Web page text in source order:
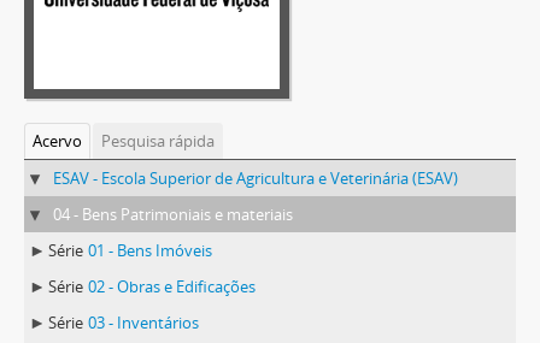
Acervo
Pesquisa rápida
ESAV - Escola Superior de Agricultura e Veterinária (ESAV)
04 - Bens Patrimoniais e materiais
Série 01 - Bens Imóveis
Série 02 - Obras e Edificações
Série 03 - Inventários